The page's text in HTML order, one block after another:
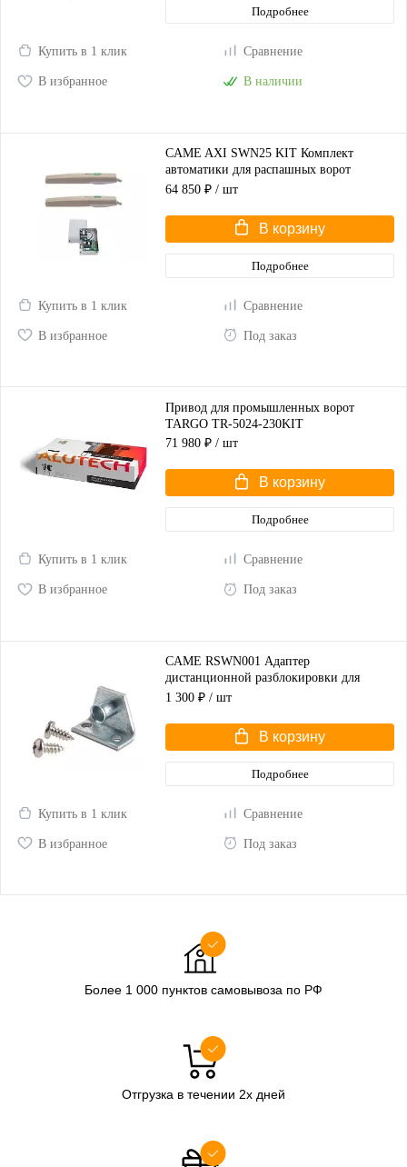
Подробнее
Купить в 1 клик Сравнение
В избранное В наличии
CAME AXI SWN25 KIT Комплект
автоматики для распашных ворот
(корпус серый)
64 850 ₽ / шт
В корзину
Подробнее
Купить в 1 клик Сравнение
В избранное Под заказ
Привод для промышленных ворот
TARGO TR-5024-230KIT
71 980 ₽ / шт
В корзину
Подробнее
Купить в 1 клик Сравнение
В избранное Под заказ
CAME RSWN001 Адаптер
дистанционной разблокировки для
распашных ворот
1 300 ₽ / шт
В корзину
Подробнее
Купить в 1 клик Сравнение
В избранное Под заказ
Более 1 000 пунктов самовывоза по РФ
Отгрузка в течении 2х дней